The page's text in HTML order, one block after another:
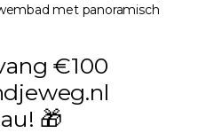
met panoramisch
€100
🎁